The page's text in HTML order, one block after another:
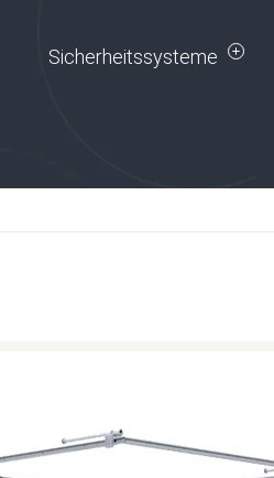
Sicherheitssysteme